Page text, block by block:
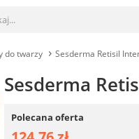
do twarzy Sesderma Retisil
Sesderma
Polecana oferta